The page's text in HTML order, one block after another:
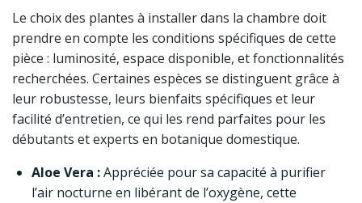
Le choix des plantes à installer dans la chambre doit
prendre en compte les conditions spécifiques de cette
pièce : luminosité, espace disponible, et fonctionnalités
recherchées. Certaines espèces se distinguent grâce à
leur robustesse, leurs bienfaits spécifiques et leur
facilité d’entretien, ce qui les rend parfaites pour les
débutants et experts en botanique domestique.
Aloe Vera :Appréciée pour sa capacité à purifier
l’air nocturne en libérant de l’oxygène, cette